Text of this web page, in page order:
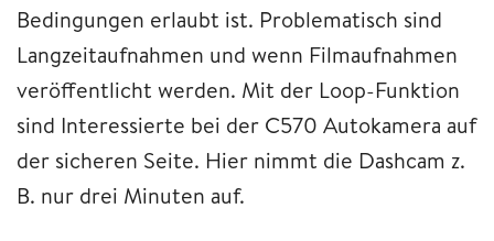
Bedingungen erlaubt ist. Problematisch sind
Langzeitaufnahmen und wenn Filmaufnahmen
veröffentlicht werden. Mit der Loop-Funktion
sind Interessierte bei der C570 Autokamera auf
der sicheren Seite. Hier nimmt die Dashcam z.
B. nur drei Minuten auf.